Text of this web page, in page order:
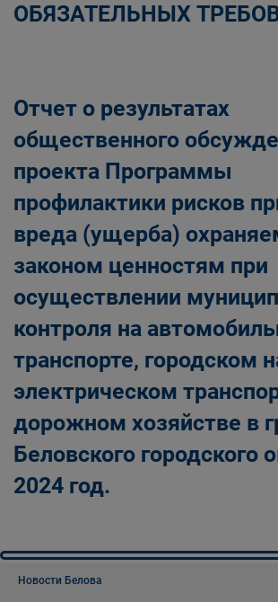
ОБЯЗАТЕЛЬНЫХ
Отчет о результатах
общественного
проекта Программы
профилактики рисков
вреда (ущерба)
законом ценностям при
осуществлении
контроля на
транспорте, городском
электрическом
дорожном хозяйстве в
Беловского городского
2024 год.
Новости Белова